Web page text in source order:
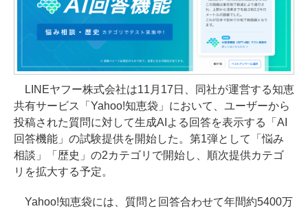
LINEヤフー株式会社は11月17日、同社が運営する知恵
共有サービス「Yahoo!知恵袋」において、ユーザーから
投稿された質問に対して生成AIよる回答を表示する「AI
回答機能」の試験提供を開始した。第1弾として「悩み
相談」「歴史」の2カテゴリで開始し、順次提供カテゴ
リを拡大する予定。
Yahoo!知恵袋には、質問と回答合わせて年間約5400万